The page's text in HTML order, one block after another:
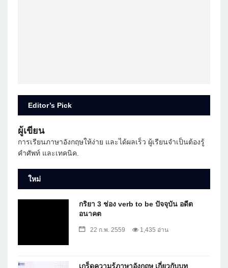
Editor’s Pick
ผู้เขียน
การเรียนภาษาอังกฤษให้ง่าย และได้ผลเร็ว ผู้เรียนจำเป็นต้องรู้
คำศัพท์ และเทคนิค.
ใหม่
กริยา 3 ช่อง verb to be ปัจจุบัน อดีต
อนาคต
22 ก.พ. 2559 1,435 อ่าน
เกร็ดความรู้ภาษาอังกฤษ เกี่ยวกับบท